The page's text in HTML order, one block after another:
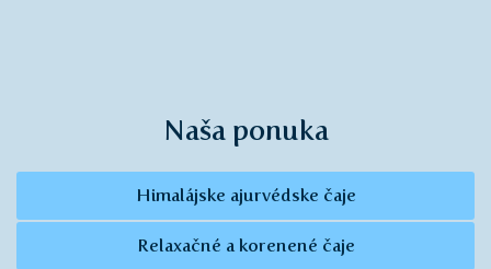
Naša ponuka
Himalájske ajurvédske čaje
Relaxačné a korenené čaje